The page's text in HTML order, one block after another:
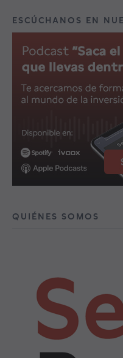
ESCÚCHANOS EN
QUIÉNES SOMOS